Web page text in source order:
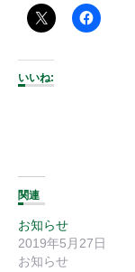
いいね:
関連
お知らせ
2019年5月27日
お知らせ